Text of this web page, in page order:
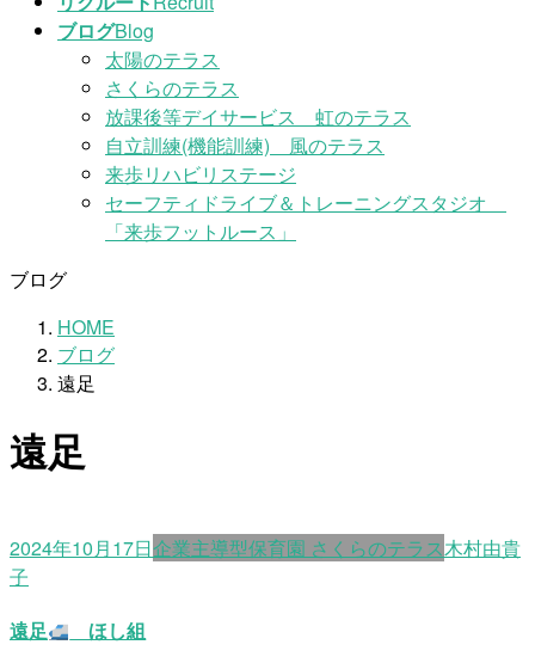
ブログBlog
太陽のテラス
さくらのテラス
放課後等デイサービス 虹のテラス
自立訓練(機能訓練) 風のテラス
来歩リハビリステージ
セーフティドライブ＆トレーニングスタジオ
「来歩フットルース」
ブログ
HOME
ブログ
遠足
遠足
2024年10月17日企業主導型保育園 さくらのテラス木村由貴
子
遠足
ほし組